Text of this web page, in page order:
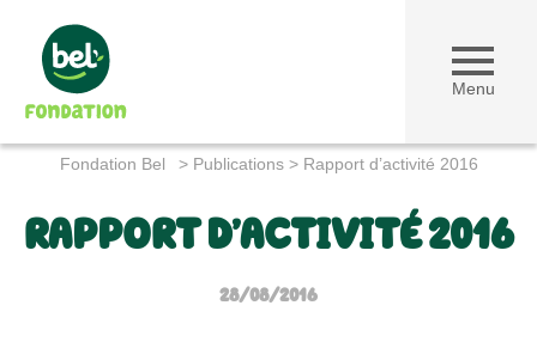
Menu
Fondation Bel > Publications> Rapport d’activité 2016
RAPPORT D’ACTIVITÉ 2016
28/08/2016